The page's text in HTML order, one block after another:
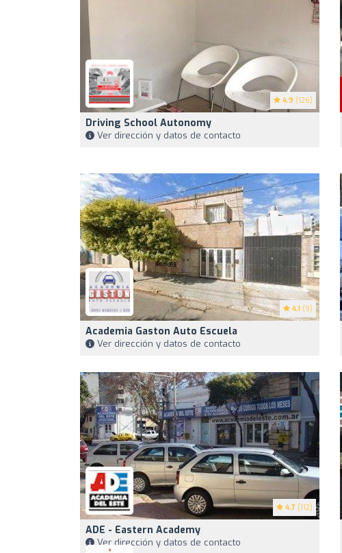
4.9 (126)
Driving School Autonomy
Ver dirección y datos de contacto
4.1 (9)
Academia Gaston Auto Escuela
Ver dirección y datos de contacto
4.7 (112)
ADE - Eastern Academy
Ver dirección y datos de contacto